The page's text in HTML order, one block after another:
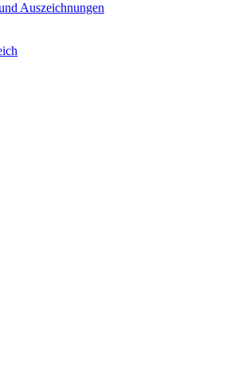
Auszeichnungen